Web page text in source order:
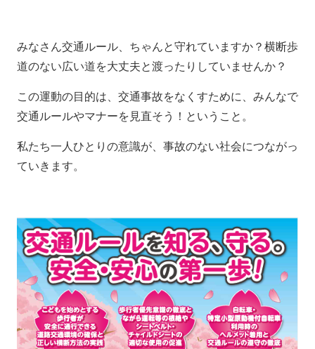
みなさん交通ルール、ちゃんと守れていますか？横断歩
道のない広い道を大丈夫と渡ったりしていませんか？
この運動の目的は、交通事故をなくすために、みんなで
交通ルールやマナーを見直そう！ということ。
私たち一人ひとりの意識が、事故のない社会につながっ
ていきます。